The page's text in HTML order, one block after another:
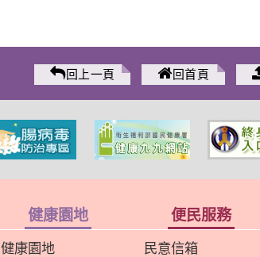
回上一頁 回首頁
健康園地
健康園地
便民服務
民意信箱